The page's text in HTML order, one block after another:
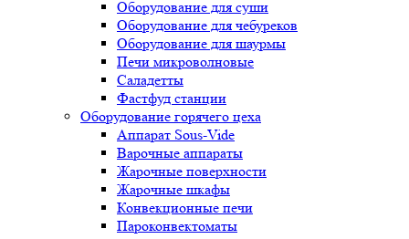
Оборудование для суши
Оборудование для чебуреков
Оборудование для шаурмы
Печи микроволновые
Саладетты
Фастфуд станции
Оборудование горячего цеха
Аппарат Sous-Vide
Варочные аппараты
Жарочные поверхности
Жарочные шкафы
Конвекционные печи
Пароконвектоматы